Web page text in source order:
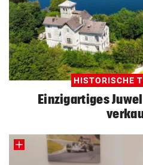
HISTORISCHE
Einzigartiges